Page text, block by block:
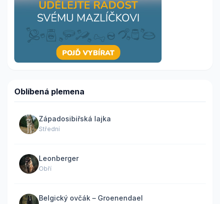
Oblíbená plemena
Západosibiřská lajka
Střední
Leonberger
Obří
Belgický ovčák – Groenendael